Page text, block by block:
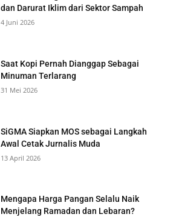
dan Darurat Iklim dari Sektor Sampah
4 Juni 2026
Saat Kopi Pernah Dianggap Sebagai
Minuman Terlarang
31 Mei 2026
SiGMA Siapkan MOS sebagai Langkah
Awal Cetak Jurnalis Muda
13 April 2026
Mengapa Harga Pangan Selalu Naik
Menjelang Ramadan dan Lebaran?